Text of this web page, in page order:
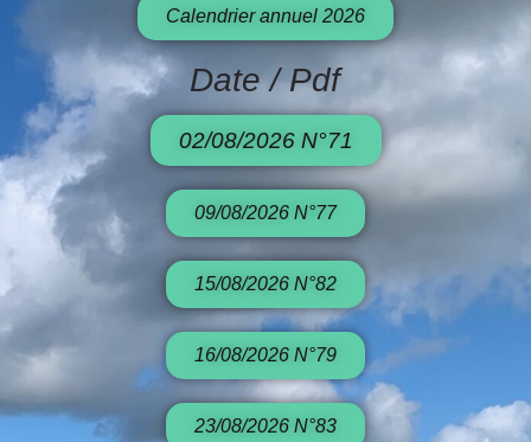
Calendrier annuel 2026
Date / Pdf
02/08/2026 N°71
09/08/2026 N°77
15/08/2026 N°82
16/08/2026 N°79
23/08/2026 N°83